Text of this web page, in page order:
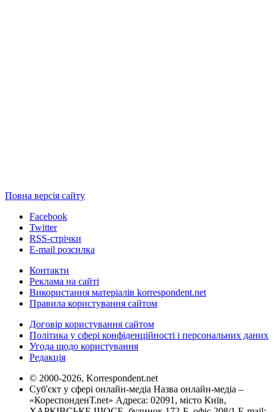
Повна версія сайту
Facebook
Twitter
RSS-стрічки
E-mail розсилка
Контакти
Реклама на сайті
Використання матеріалів korrespondent.net
Правила користування сайтом
Договір користування сайтом
Політика у сфері конфіденційності і персональних даних
Угода щодо користування
Редакція
© 2000-2026, Korrespondent.net
Суб'єкт у сфері онлайн-медіа Назва онлайн-медіа –
«КореспонденТ.net» Адреса: 02091, місто Київ,